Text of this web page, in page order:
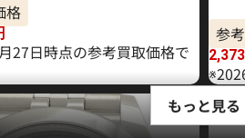
格
27日時点の参考買取価格で
参
もっと見る